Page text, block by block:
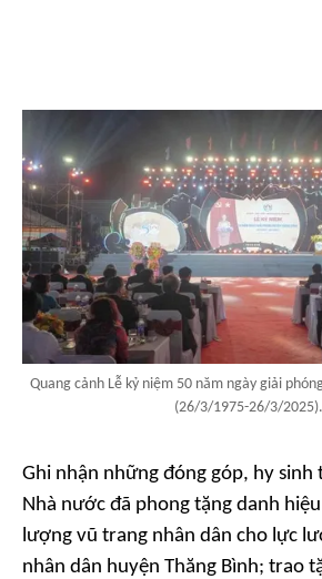
Quang cảnh Lễ kỷ niệm 50 năm ngày giải
(26/3/1975-26/3/2025).
Ghi nhận những đóng góp, hy sinh
Nhà nước đã phong tặng danh
lượng vũ trang nhân dân cho lực
nhân dân huyện Thăng Bình; trao